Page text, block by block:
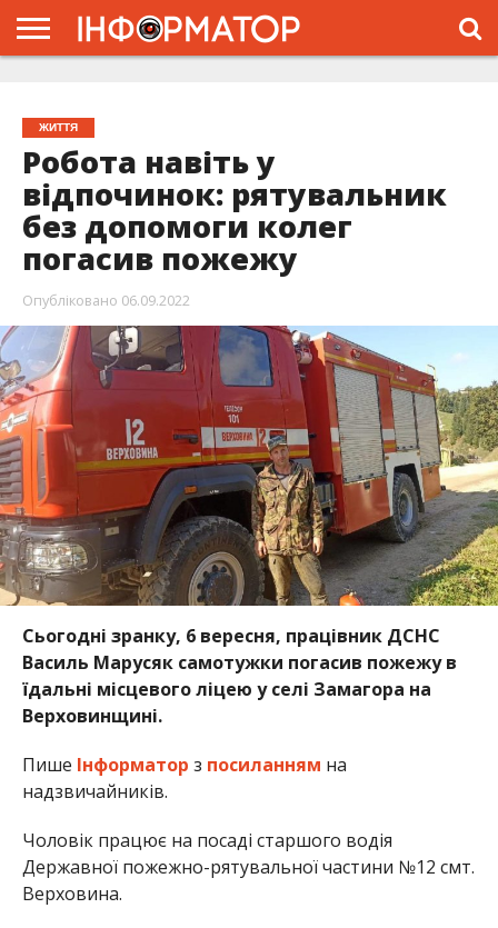
ЖИТТЯ
Робота навіть у
відпочинок: рятувальник
без допомоги колег
погасив пожежу
Опубліковано 06.09.2022
Сьогодні зранку, 6 вересня, працівник ДСНС
Василь Марусяк самотужки погасив пожежу в
їдальні місцевого ліцею у селі Замагора на
Верховинщині.
Пише Інформатор з посиланням на
надзвичайників.
Чоловік працює на посаді старшого водія
Державної пожежно-рятувальної частини №12 смт.
Верховина.